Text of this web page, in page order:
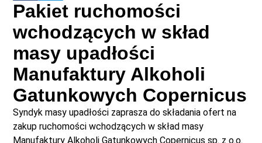
Pakiet ruchomości
wchodzących w skład
masy upadłości
Manufaktury Alkoholi
Gatunkowych Copernicus
Syndyk masy upadłości zaprasza do składania ofert na
zakup ruchomości wchodzących w skład masy
Manufaktury Alkoholi Gatunkowych Copernicus sp. z o.o.